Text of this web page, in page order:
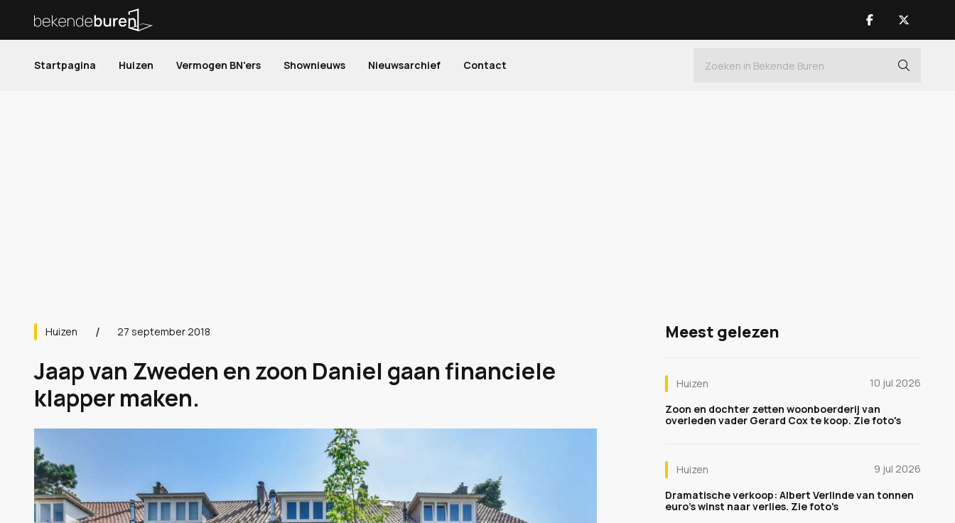
Startpagina Huizen Vermogen BN'ers Shownieuws Nieuwsarchief Contact
Huizen 27 september 2018
Jaap van Zweden en zoon Daniel gaan financiele
klapper maken.
Meest gelezen
Huizen
10 jul 2026
Zoon en dochter zetten woonboerderij van
overleden vader Gerard Cox te koop. Zie foto's
Huizen
9 jul 2026
Dramatische verkoop: Albert Verlinde van tonnen
euro's winst naar verlies. Zie foto's